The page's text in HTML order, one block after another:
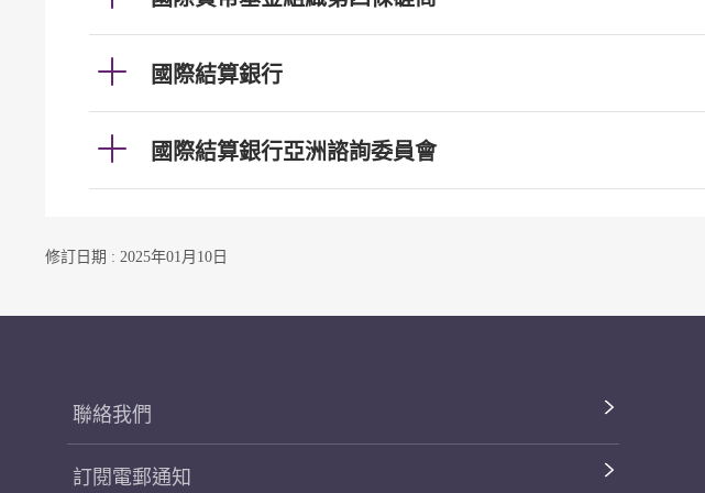
國際結算銀行
國際結算銀行亞洲諮詢委員會
修訂日期 : 2025年01月10日
聯絡我們
訂閱電郵通知